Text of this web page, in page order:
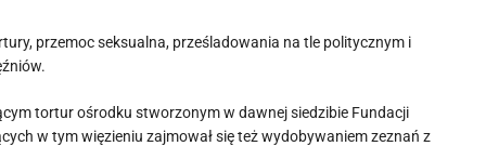
przemoc seksualna, prześladowania na tle politycznym i
tortur ośrodku stworzonym w dawnej siedzibie Fundacji
w tym więzieniu zajmował się też wydobywaniem zeznań z